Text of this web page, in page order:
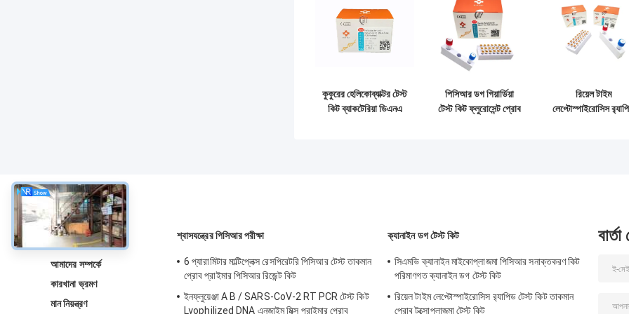
কুকুরের হেলিকোব্যাক্টর টেস্ট
কিট ব্যাকটেরিয়া ডিএনএ
পিসিআর ডগ গিয়ার্ডিয়া
টেস্ট কিট ফ্লুরোসেন্ট প্রোব
রিয়েল টাইম
লেপ্টোস্পাইরোসিস
সম্বন্ধে
আমাদের সম্পর্কে
কারখানা ভ্রমণ
মান নিয়ন্ত্রণ
শ্বাসযন্ত্রের পিসিআর পরীক্ষা
6 প্যারামিটার মাল্টিপ্লেক্স রেসপিরেটরি পিসিআর টেস্ট তাকমান
প্রোব প্রাইমার পিসিআর রিজেন্ট কিট
ইনফ্লুয়েঞ্জা A B / SARS-CoV-2 RT PCR টেস্ট কিট
Lyophilized DNA এনজাইম মিক্স প্রাইমার প্রোব
ক্যানাইন ডগ টেস্ট কিট
সিএমভি ক্যানাইন মাইকোপ্লাজমা পিসিআর সনাক্তকরণ কিট
পরিমাণগত ক্যানাইন ডগ টেস্ট কিট
রিয়েল টাইম লেপ্টোস্পাইরোসিস র‌্যাপিড টেস্ট কিট তাকমান
প্রোব টক্সোপ্লাজমা টেস্ট কিট
বার্তা